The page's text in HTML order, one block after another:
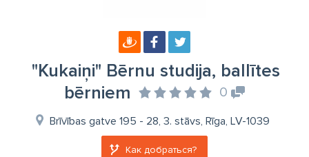
"Kukaiņi" Bērnu studija, ballītes
bērniem
0
Brīvības gatve 195 - 28, 3. stāvs, Rīga, LV-1039
Как добраться?